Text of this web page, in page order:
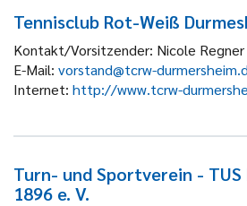
Tennisclub Rot-Weiß
Kontakt/Vorsitzender: Nicole Regner
E-Mail: vorstand@tcrw-
Internet: http://www.tcrw-
Turn- und Sportverein - TUS
1896 e. V.